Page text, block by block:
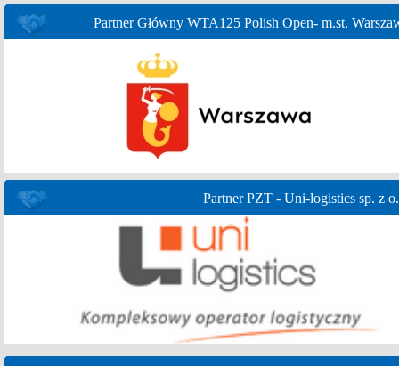
Partner Główny WTA125 Polish Open- m.st.
Partner PZT - Uni-logistics sp. z